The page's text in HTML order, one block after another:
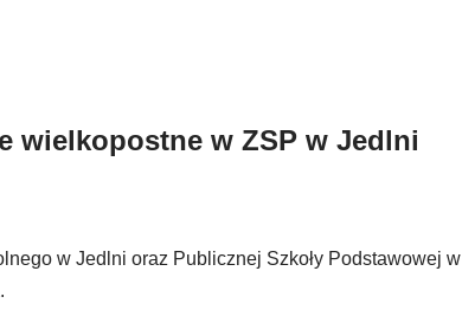
wielkopostne w ZSP w Jedlni
w Jedlni oraz Publicznej Szkoły Podstawowej w